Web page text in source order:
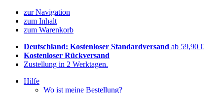
zur Navigation
zum Inhalt
zum Warenkorb
Deutschland: Kostenloser Standardversand ab 59,90 €
Kostenloser Rückversand
Zustellung in 2 Werktagen.
Hilfe
Wo ist meine Bestellung?